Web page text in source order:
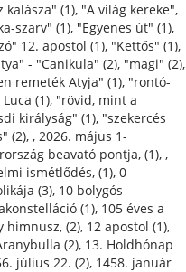
kalásza" (1), "A világ kereke",
szarv" (1), "Egyenes út" (1),
12. apostol (1), "Kettős" (1),
- "Canikula" (2), "magi" (2),
remeték Atyja" (1), "rontó-
(1), "rövid, mint a
királyság" (1), "szekercés
(2), , 2026. május 1-
beavató pontja, (1), ,
ismétlődés, (1), 0
(3), 10 bolygós
(1), 105 éves a
himnusz, (2), 12 apostol (1),
(2), 13. Holdhónap
július 22. (2), 1458. január